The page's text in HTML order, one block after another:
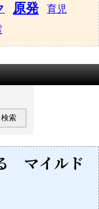
原発 育児
マイルド